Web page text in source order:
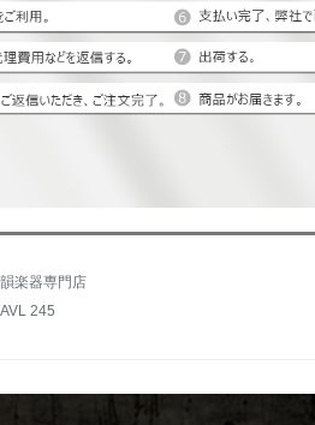
楽器専門店
245